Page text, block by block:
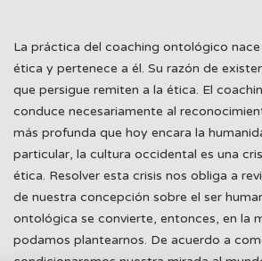
La práctica del coaching ontológico
ética y pertenece a él. Su razón de
que persigue remiten a la ética. El
conduce necesariamente al
más profunda que hoy encara la
particular, la cultura occidental es una
ética. Resolver esta crisis nos obliga a
de nuestra concepción sobre el ser
ontológica se convierte, entonces, en la
podamos plantearnos. De acuerdo a